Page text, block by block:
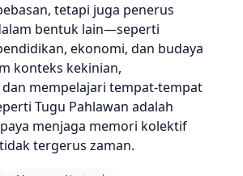
tetapi juga penerus
bentuk lain—seperti
ekonomi, dan budaya
konteks kekinian,
mempelajari tempat-tempat
Tugu Pahlawan adalah
menjaga memori kolektif
tergerus zaman.